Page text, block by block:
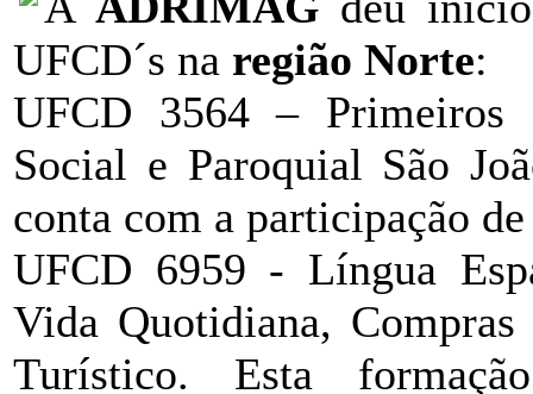
UFCD´s na região Norte:
UFCD 3564 – Primeiros
Social e Paroquial São
conta com a participação
UFCD 6959 - Língua
Vida Quotidiana,
Turístico. Esta